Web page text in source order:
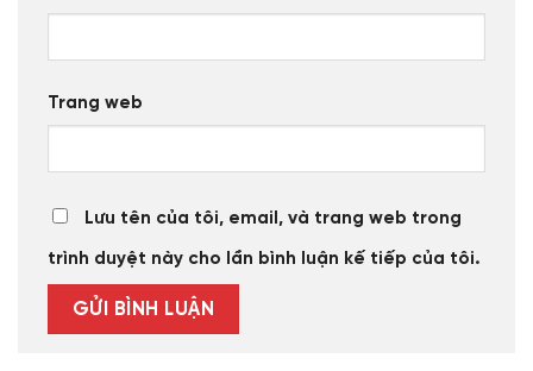
Trang web
Lưu tên của tôi, email, và trang web trong
trình duyệt này cho lần bình luận kế tiếp của tôi.